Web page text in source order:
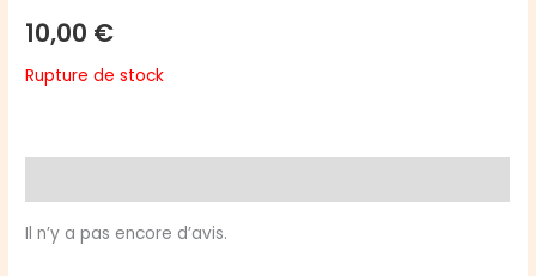
10,00 €
Rupture de stock
Il n’y a pas encore d’avis.